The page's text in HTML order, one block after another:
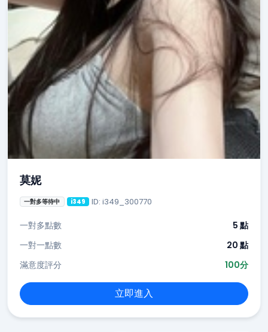
莫妮
一對多等待中 i349 ID: i349_300770
一對多點數
5 點
一對一點數
20 點
滿意度評分
100分
立即進入